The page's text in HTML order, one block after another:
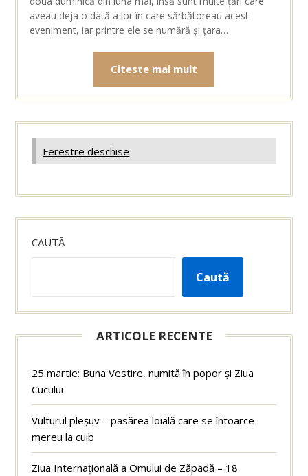
aveau deja o dată a lor în care sărbătoreau acest
eveniment, iar printre ele se numără și țara…
Citeste mai mult
Ferestre deschise
CAUTĂ
Caută
ARTICOLE RECENTE
25 martie: Buna Vestire, numită în popor și Ziua
Cucului
Vulturul pleșuv – pasărea loială care se întoarce
mereu la cuib
Ziua Internațională a Omului de Zăpadă – 18